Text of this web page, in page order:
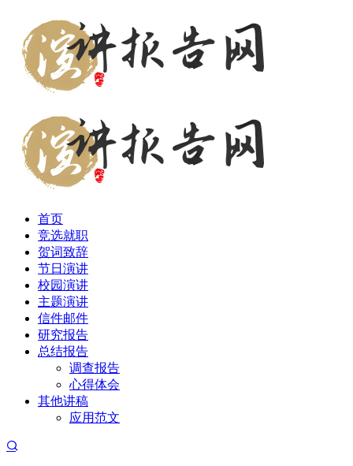
首页
竞选就职
贺词致辞
节日演讲
校园演讲
主题演讲
信件邮件
研究报告
总结报告
调查报告
心得体会
其他讲稿
应用范文